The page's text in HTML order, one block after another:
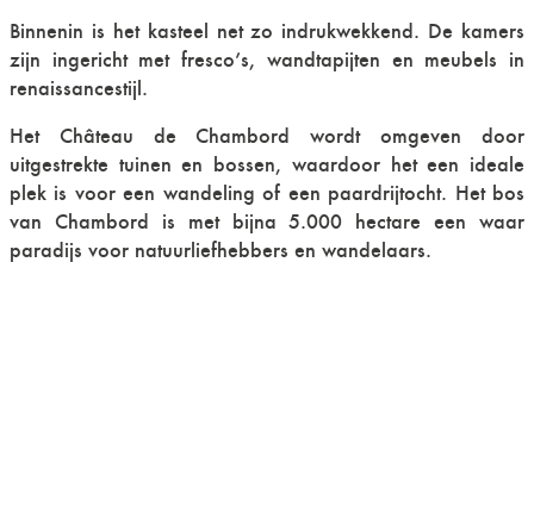
Binnenin is het kasteel net zo indrukwekkend. De kamers
zijn ingericht met fresco’s, wandtapijten en meubels in
renaissancestijl.
Het Château de Chambord wordt omgeven door
uitgestrekte tuinen en bossen, waardoor het een ideale
plek is voor een wandeling of een paardrijtocht. Het bos
van Chambord is met bijna 5.000 hectare een waar
paradijs voor natuurliefhebbers en wandelaars.